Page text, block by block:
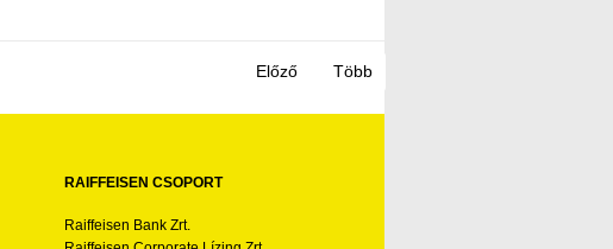
RAIFFEISEN CSOPORT
Raiffeisen Bank Zrt.